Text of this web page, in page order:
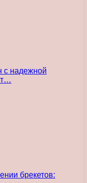
с надежной
брекетов: